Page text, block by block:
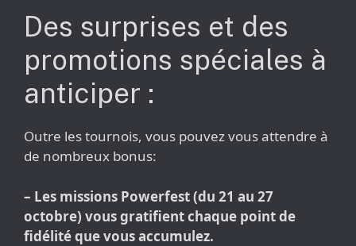
Des surprises et des
promotions spéciales à
anticiper :
Outre les tournois, vous pouvez vous attendre à
de nombreux bonus:
– Les missions Powerfest (du 21 au 27
octobre) vous gratifient chaque point de
fidélité que vous accumulez.